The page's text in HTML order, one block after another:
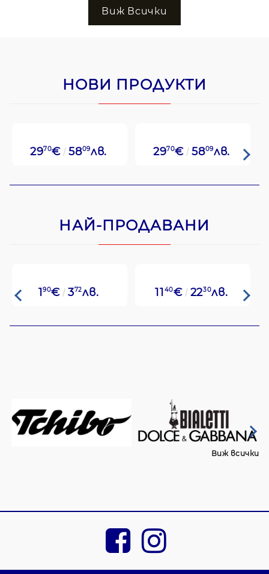
Виж Всички
НОВИ ПРОДУКТИ
2970€ 5809лв. 2970€ 5809лв.
НАЙ-ПРОДАВАНИ
190€ 372лв. 11 40€ 2230лв.
Виж всички